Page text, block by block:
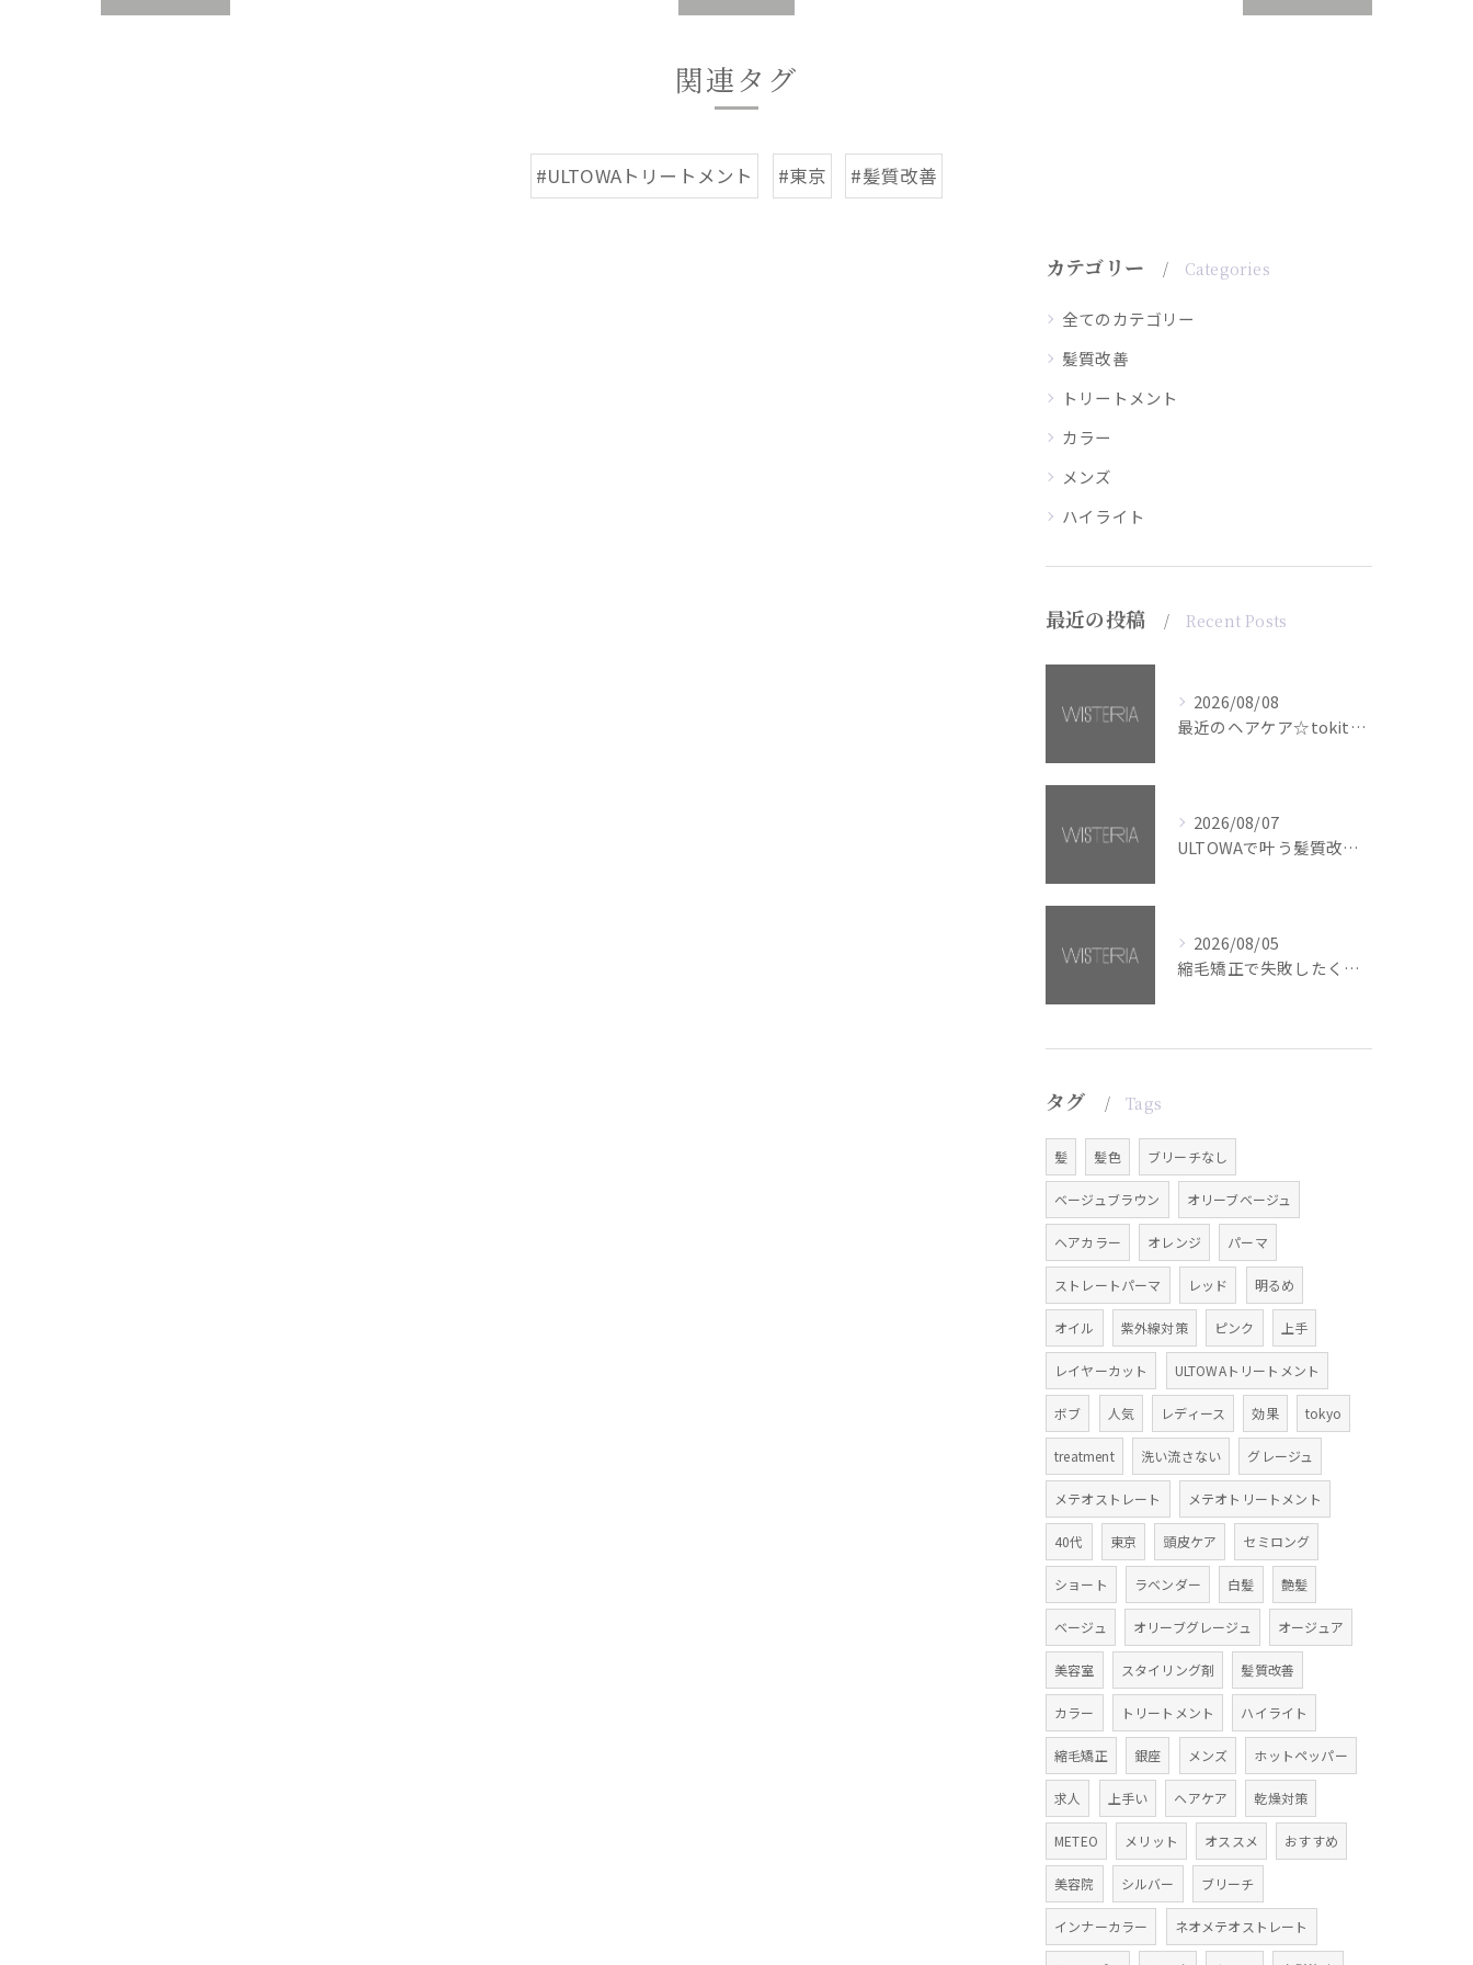
関連タグ
#ULTOWAトリートメント #東京 #髪質改善
カテゴリー Categories
全てのカテゴリー
髪質改善
トリートメント
カラー
メンズ
ハイライト
最近の投稿 Recent Posts
2026/08/08
最近のヘアケア☆tokita【銀座・美容室WISTERIA】
2026/08/07
ULTOWAで叶う髪質改善美髪カラー【銀座・美容室WISTERIA】
2026/08/05
縮毛矯正で失敗したくない方へ【銀座・美容室WISTERIA】
タグ Tags
髪 髪色 ブリーチなし
ベージュブラウン オリーブベージュ
ヘアカラー オレンジ パーマ
ストレートパーマ レッド 明るめ
オイル 紫外線対策 ピンク 上手
レイヤーカット ULTOWAトリートメント
ボブ 人気 レディース 効果 tokyo
treatment 洗い流さない グレージュ
メテオストレート メテオトリートメント
40代 東京 頭皮ケア セミロング
ショート ラベンダー 白髪 艶髪
ベージュ オリーブグレージュ オージュア
美容室 スタイリング剤 髪質改善
カラー トリートメント ハイライト
縮毛矯正 銀座 メンズ ホットペッパー
求人 上手い ヘアケア 乾燥対策
METEO メリット オススメ おすすめ
美容院 シルバー ブリーチ
インナーカラー ネオメテオストレート